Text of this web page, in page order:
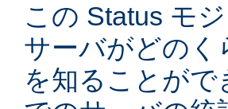
この Status モ
サーバがどのく
を知ることが